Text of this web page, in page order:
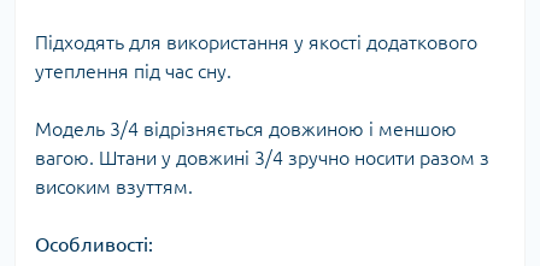
Підходять для використання у якості додаткового
утеплення під час сну.
Модель 3/4 відрізняється довжиною і меншою
вагою. Штани у довжині 3/4 зручно носити разом з
високим взуттям.
Особливості: